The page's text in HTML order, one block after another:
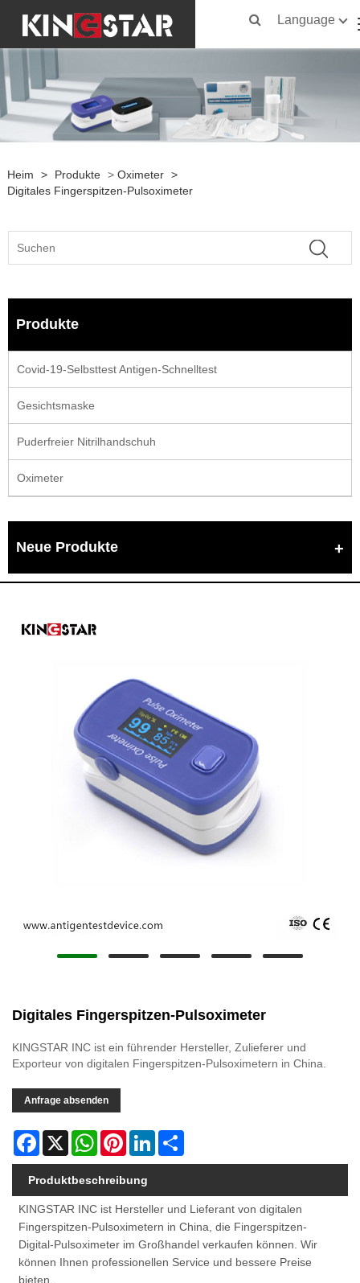
Language
Heim > Produkte > Oximeter >
Digitales Fingerspitzen-Pulsoximeter
Produkte
Covid-19-Selbsttest Antigen-Schnelltest
Gesichtsmaske
Puderfreier Nitrilhandschuh
Oximeter
Neue Produkte
Digitales Fingerspitzen-Pulsoximeter
KINGSTAR INC ist ein führender Hersteller, Zulieferer und
Exporteur von digitalen Fingerspitzen-Pulsoximetern in China.
Anfrage absenden
Facebook
X WhatsAppPinterestLinkedIn
Produktbeschreibung
KINGSTAR INC ist Hersteller und Lieferant von digitalen
Fingerspitzen-Pulsoximetern in China, die Fingerspitzen-
Digital-Pulsoximeter im Großhandel verkaufen können. Wir
können Ihnen professionellen Service und bessere Preise
bieten.